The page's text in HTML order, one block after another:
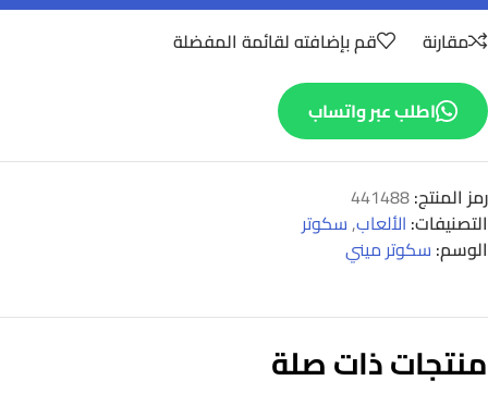
مقارنة قم بإضافته لقائمة المفضلة
اطلب عبر واتساب
رمز المنتج:441488
التصنيفات: الألعاب,سكوتر
الوسم: سكوتر ميني
منتجات ذات صلة